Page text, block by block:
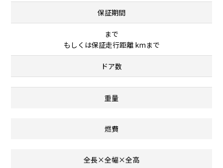
保証期間
まで
もしくは保証走行距離 kmまで
ドア数
重量
燃費
全長×全幅×全高